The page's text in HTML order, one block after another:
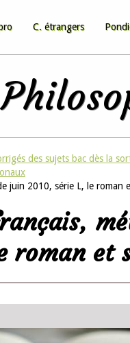
C. étrangers
des sujets bac dès la
juin 2010, série L, le roman
et